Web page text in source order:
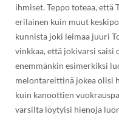
ihmiset. Teppo toteaa, että
erilainen kuin muut
kunnista joki leimaa juuri
vinkkaa, että jokivarsi saisi
enemmänkin esimerkiksi
melontareittinä jokea olisi
kuin kanoottien
varsilta löytyisi hienoja